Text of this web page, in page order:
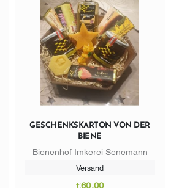
GESCHENKSKARTON VON DER
BIENE
Bienenhof Imkerei Senemann
Versand
€60,00